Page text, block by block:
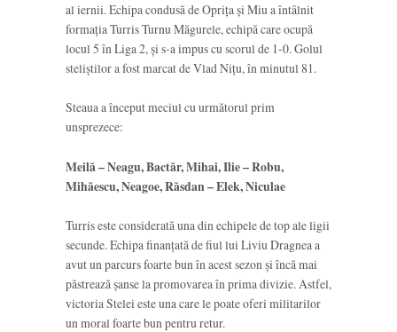
al iernii. Echipa condusă de Oprița și Miu a întâlnit
formația Turris Turnu Măgurele, echipă care ocupă
locul 5 în Liga 2, și s-a impus cu scorul de 1-0. Golul
steliștilor a fost marcat de Vlad Nițu, în minutul 81.
Steaua a început meciul cu următorul prim
unsprezece:
Meilă – Neagu, Bactăr, Mihai, Ilie – Robu,
Mihăescu, Neagoe, Răsdan – Elek, Niculae
Turris este considerată una din echipele de top ale ligii
secunde. Echipa finanțată de fiul lui Liviu Dragnea a
avut un parcurs foarte bun în acest sezon și încă mai
păstrează șanse la promovarea în prima divizie. Astfel,
victoria Stelei este una care le poate oferi militarilor
un moral foarte bun pentru retur.